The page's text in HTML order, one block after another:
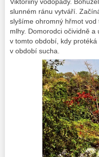
slunném ránu vytváří.
slyšíme ohromný hřmot
mlhy. Domorodci očividně a
v tomto období, kdy protéká
v období sucha.